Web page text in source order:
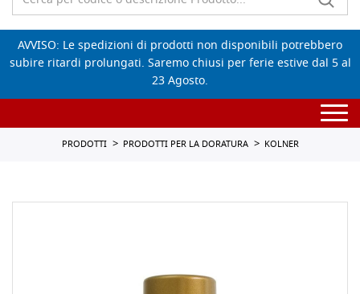
AVVISO: Le spedizioni di prodotti non disponibili potrebbero
subire ritardi prolungati. Saremo chiusi per ferie estive dal 5 al
23 Agosto.
PRODOTTI PRODOTTI PER LA DORATURA KOLNER